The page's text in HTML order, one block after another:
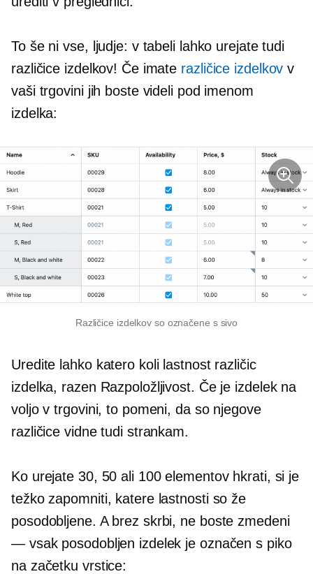
To še ni vse, ljudje: v tabeli lahko urejate tudi
različice izdelkov! Če imate različice izdelkov v
vaši trgovini jih boste videli pod imenom
izdelka:
Različice izdelkov so označene s sivo
Uredite lahko katero koli lastnost različic
izdelka, razen Razpoložljivost. Če je izdelek na
voljo v trgovini, to pomeni, da so njegove
različice vidne tudi strankam.
Ko urejate 30, 50 ali 100 elementov hkrati, si je
težko zapomniti, katere lastnosti so že
posodobljene. A brez skrbi, ne boste zmedeni
— vsak posodobljen izdelek je označen s piko
na začetku vrstice: